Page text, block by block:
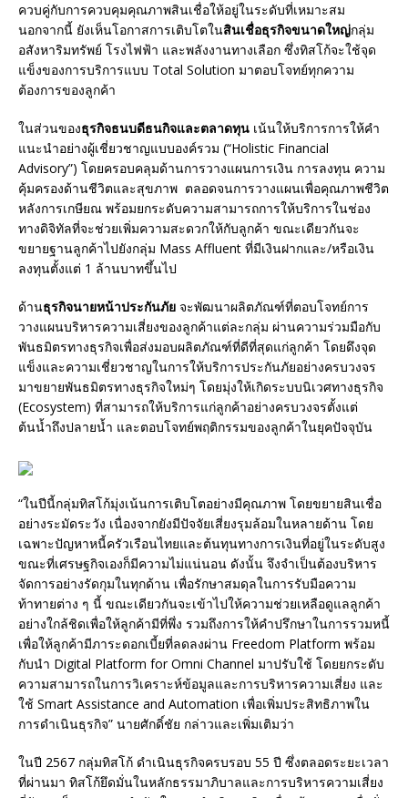
ควบคู่กับการควบคุมคุณภาพสินเชื่อให้อยู่ในระดับที่เหมาะสม
นอกจากนี้ ยังเห็นโอกาสการเติบโตในสินเชื่อธุรกิจขนาดใหญ่กลุ่ม
อสังหาริมทรัพย์ โรงไฟฟ้า และพลังงานทางเลือก ซึ่งทิสโก้จะใช้จุด
แข็งของการบริการแบบ Total Solution มาตอบโจทย์ทุกความ
ต้องการของลูกค้า
ในส่วนของธุรกิจธนบดีธนกิจและตลาดทุน เน้นให้บริการการให้คำ
แนะนำอย่างผู้เชี่ยวชาญแบบองค์รวม (“Holistic Financial
Advisory”) โดยครอบคลุมด้านการวางแผนการเงิน การลงทุน ความ
คุ้มครองด้านชีวิตและสุขภาพ ตลอดจนการวางแผนเพื่อคุณภาพชีวิต
หลังการเกษียณ พร้อมยกระดับความสามารถการให้บริการในช่อง
ทางดิจิทัลที่จะช่วยเพิ่มความสะดวกให้กับลูกค้า ขณะเดียวกันจะ
ขยายฐานลูกค้าไปยังกลุ่ม Mass Affluent ที่มีเงินฝากและ/หรือเงิน
ลงทุนตั้งแต่ 1 ล้านบาทขึ้นไป
ด้านธุรกิจนายหน้าประกันภัย จะพัฒนาผลิตภัณฑ์ที่ตอบโจทย์การ
วางแผนบริหารความเสี่ยงของลูกค้าแต่ละกลุ่ม ผ่านความร่วมมือกับ
พันธมิตรทางธุรกิจเพื่อส่งมอบผลิตภัณฑ์ที่ดีที่สุดแก่ลูกค้า โดยดึงจุด
แข็งและความเชี่ยวชาญในการให้บริการประกันภัยอย่างครบวงจร
มาขยายพันธมิตรทางธุรกิจใหม่ๆ โดยมุ่งให้เกิดระบบนิเวศทางธุรกิจ
(Ecosystem) ที่สามารถให้บริการแก่ลูกค้าอย่างครบวงจรตั้งแต่
ต้นน้ำถึงปลายน้ำ และตอบโจทย์พฤติกรรมของลูกค้าในยุคปัจจุบัน
“ในปีนี้กลุ่มทิสโก้มุ่งเน้นการเติบโตอย่างมีคุณภาพ โดยขยายสินเชื่อ
อย่างระมัดระวัง เนื่องจากยังมีปัจจัยเสี่ยงรุมล้อมในหลายด้าน โดย
เฉพาะปัญหาหนี้ครัวเรือนไทยและต้นทุนทางการเงินที่อยู่ในระดับสูง
ขณะที่เศรษฐกิจเองก็มีความไม่แน่นอน ดังนั้น จึงจำเป็นต้องบริหาร
จัดการอย่างรัดกุมในทุกด้าน เพื่อรักษาสมดุลในการรับมือความ
ท้าทายต่าง ๆ นี้ ขณะเดียวกันจะเข้าไปให้ความช่วยเหลือดูแลลูกค้า
อย่างใกล้ชิดเพื่อให้ลูกค้ามีที่พึ่ง รวมถึงการให้คำปรึกษาในการรวมหนี้
เพื่อให้ลูกค้ามีภาระดอกเบี้ยที่ลดลงผ่าน Freedom Platform พร้อม
กับนำ Digital Platform for Omni Channel มาปรับใช้ โดยยกระดับ
ความสามารถในการวิเคราะห์ข้อมูลและการบริหารความเสี่ยง และ
ใช้ Smart Assistance and Automation เพื่อเพิ่มประสิทธิภาพใน
การดำเนินธุรกิจ” นายศักดิ์ชัย กล่าวและเพิ่มเติมว่า
ในปี 2567 กลุ่มทิสโก้ ดำเนินธุรกิจครบรอบ 55 ปี ซึ่งตลอดระยะเวลา
ที่ผ่านมา ทิสโก้ยึดมั่นในหลักธรรมาภิบาลและการบริหารความเสี่ยง